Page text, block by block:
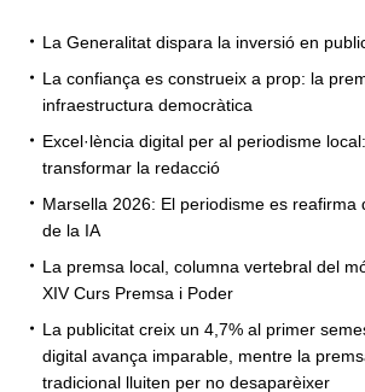
La Generalitat dispara la inversió en
La confiança es construeix a prop: la
infraestructura democràtica
Excel·lència digital per al periodisme
transformar la redacció
Marsella 2026: El periodisme es reafirma
de la IA
La premsa local, columna vertebral del
XIV Curs Premsa i Poder
La publicitat creix un 4,7% al primer
digital avança imparable, mentre la
tradicional lluiten per no desaparèixer